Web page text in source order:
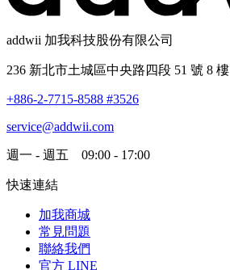
addwii 加我科技股份有限公司
236 新北市土城區中央路四段 51 號 8 樓
+886-2-7715-8588 #3526
service@addwii.com
週一 - 週五 09:00 - 17:00
快速連結
加我商城
常見問題
聯絡我們
官方 LINE